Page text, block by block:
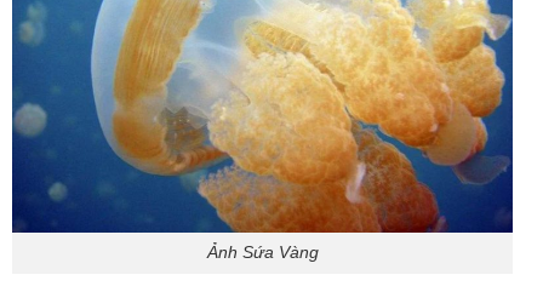
Ảnh Sứa Vàng